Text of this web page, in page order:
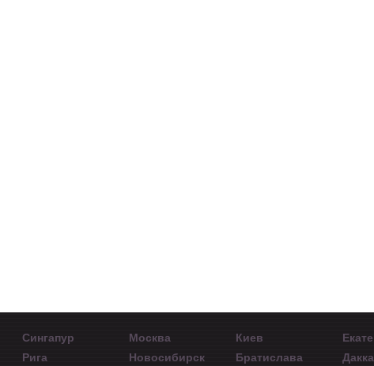
Сингапур Москва Киев
Рига
Новосибирск Братислава Дакка